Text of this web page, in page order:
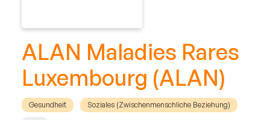
ALAN Maladies Rares
Luxembourg (ALAN)
Gesundheit Soziales (Zwischenmenschliche Beziehung)